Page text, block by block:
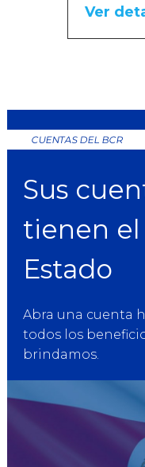
Ver
CUENTAS DEL BCR
Sus
tienen el
Estado
Abra una cuenta
todos los
brindamos.